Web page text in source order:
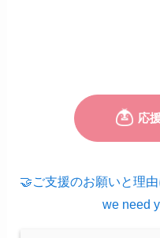
🤝ご支援のお願いと理
we need